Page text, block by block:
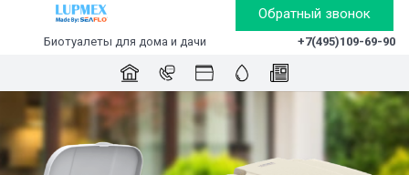
Обратный звонок
Биотуалеты для дома и дачи +7(495)109-69-90